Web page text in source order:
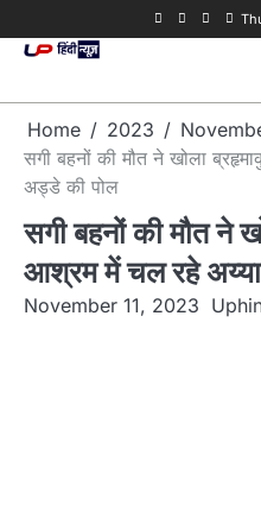
to
Facebook
Twitter
Home 2023
सगी बहनों की मौत ने खोला
अड्डे की पोल
सगी बहनों की मौत ने
आश्रम में चल रहे
November 11, 2023